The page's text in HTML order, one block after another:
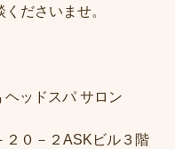
ださいませ。
ヘッドスパ サロン
２０－２ASKビル３階